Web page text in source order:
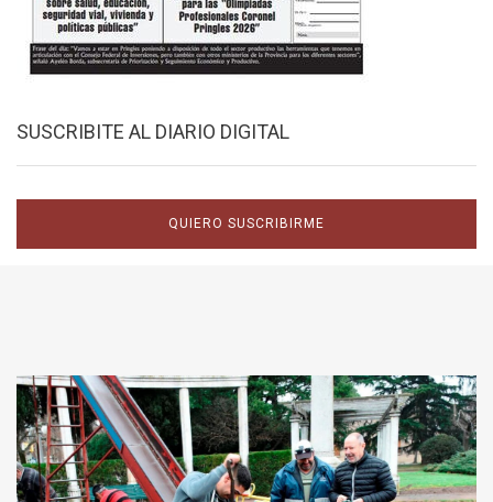
SUSCRIBITE AL DIARIO DIGITAL
QUIERO SUSCRIBIRME